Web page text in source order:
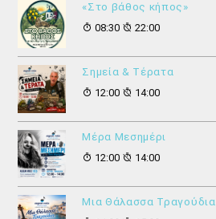
«Στο βάθος κήπος»
08:30
22:00
Σημεία & Τέρατα
12:00
14:00
Μέρα Μεσημέρι
12:00
14:00
Μια Θάλασσα Τραγούδια